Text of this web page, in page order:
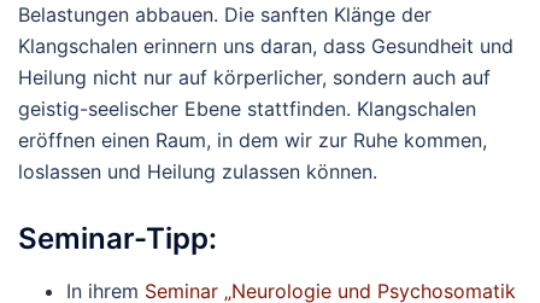
Belastungen abbauen. Die sanften Klänge der
Klangschalen erinnern uns daran, dass Gesundheit und
Heilung nicht nur auf körperlicher, sondern auch auf
geistig-seelischer Ebene stattfinden. Klangschalen
eröffnen einen Raum, in dem wir zur Ruhe kommen,
loslassen und Heilung zulassen können.
Seminar-Tipp:
In ihrem Seminar „Neurologie und Psychosomatik